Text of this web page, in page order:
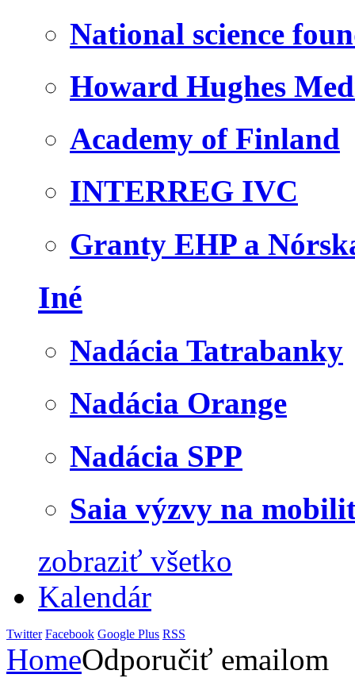
National science
Howard Hughes
Academy of Finland
INTERREG IVC
Granty EHP a
Iné
Nadácia Tatrabanky
Nadácia Orange
Nadácia SPP
Saia výzvy na
zobraziť všetko
Kalendár
Twitter Facebook Google Plus RSS
HomeOdporučiť emailom